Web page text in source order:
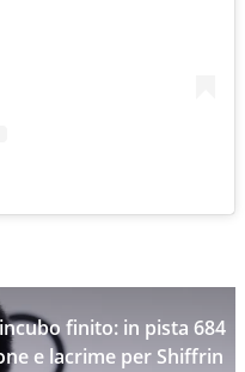
finito: in pista 684
e lacrime per Shiffrin